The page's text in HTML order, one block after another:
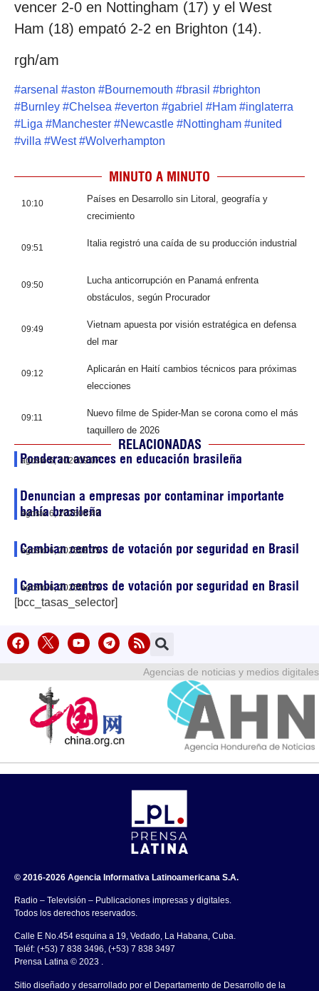
vencer 2-0 en Nottingham (17) y el West
Ham (18) empató 2-2 en Brighton (14).
rgh/am
#arsenal #aston #Bournemouth #brasil #brighton
#Burnley #Chelsea #everton #gabriel #Ham #inglaterra
#Liga #Manchester #Newcastle #Nottingham #united
#villa #West#Wolverhampton
MINUTO A MINUTO
10:10
Países en Desarrollo sin Litoral, geografía y
crecimiento
09:51 Italia registró una caída de su producción industrial
09:50
Lucha anticorrupción en Panamá enfrenta
obstáculos, según Procurador
09:49
Vietnam apuesta por visión estratégica en defensa
del mar
09:12
Aplicarán en Haití cambios técnicos para próximas
elecciones
09:11
Nuevo filme de Spider-Man se corona como el más
taquillero de 2026
RELACIONADAS
Ponderan avances en educación brasileña
agosto 6, 202609:07
Denuncian a empresas por contaminar importante
bahía brasileña
agosto 6, 202608:49
Cambian centros de votación por seguridad en Brasil
agosto 6, 202608:35
Cambian centros de votación por seguridad en Brasil
agosto 6, 202608:35
[bcc_tasas_selector]
Agencias de noticias y medios digitales
© 2016-2026 Agencia Informativa Latinoamericana S.A.
Radio – Televisión – Publicaciones impresas y digitales.
Todos los derechos reservados.
Calle E No.454 esquina a 19, Vedado, La Habana, Cuba.
Teléf: (+53) 7 838 3496, (+53) 7 838 3497
Prensa Latina © 2023 .
Sitio diseñado y desarrollado por el Departamento de Desarrollo de la